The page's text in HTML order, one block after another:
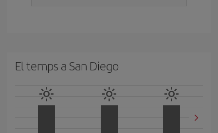
El temps a San Diego